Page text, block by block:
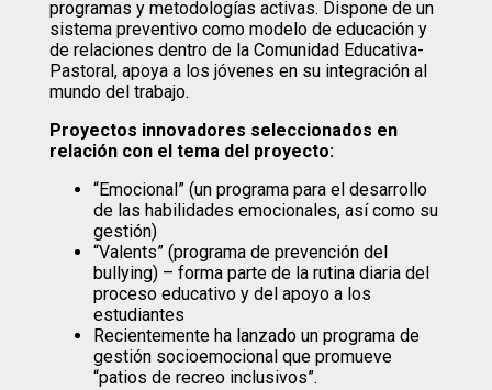
programas y metodologías activas. Dispone de un
sistema preventivo como modelo de educación y
de relaciones dentro de la Comunidad Educativa-
Pastoral, apoya a los jóvenes en su integración al
mundo del trabajo.
Proyectos innovadores seleccionados en
relación con el tema del proyecto:
“Emocional” (un programa para el desarrollo
de las habilidades emocionales, así como su
gestión)
“Valents” (programa de prevención del
bullying) – forma parte de la rutina diaria del
proceso educativo y del apoyo a los
estudiantes
Recientemente ha lanzado un programa de
gestión socioemocional que promueve
“patios de recreo inclusivos”.